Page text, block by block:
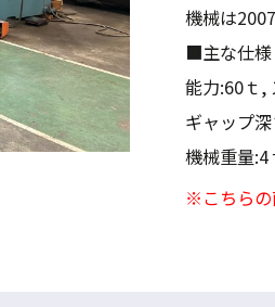
機械は
■主な仕様
能力:60ｔ,
ギャップ
機械重量:4
※こちらの